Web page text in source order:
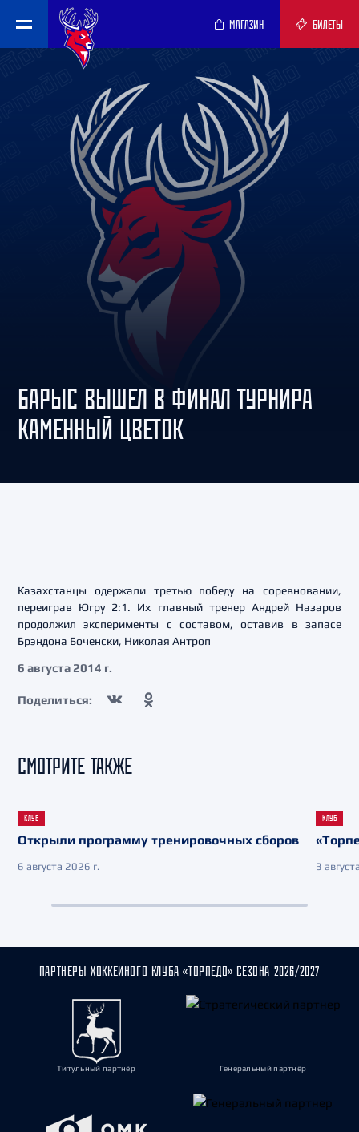
МАГАЗИН БИЛЕТЫ
БАРЫС ВЫШЕЛ В ФИНАЛ ТУРНИРА
КАМЕННЫЙ ЦВЕТОК
Казахстанцы одержали третью победу на соревновании,
переиграв Югру 2:1. Их главный тренер Андрей Назаров
продолжил эксперименты с составом, оставив в запасе
Брэндона Боченски, Николая Антроп
6 августа 2014 г.
Поделиться:
СМОТРИТЕ ТАКЖЕ
КЛУБ
Открыли программу тренировочных сборов
6 августа 2026 г.
КЛУБ
3
ПАРТНЁРЫ ХОККЕЙНОГО КЛУБА «ТОРПЕДО» СЕЗОНА 2026/2027
Титульный партнёр Генеральный партнёр